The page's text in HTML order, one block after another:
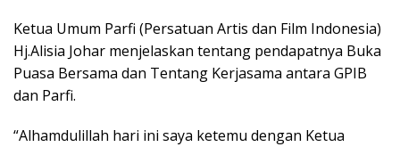
Ketua Umum Parfi (Persatuan Artis dan Film Indonesia)
Hj.Alisia Johar menjelaskan tentang pendapatnya Buka
Puasa Bersama dan Tentang Kerjasama antara GPIB
dan Parfi.
“Alhamdulillah hari ini saya ketemu dengan Ketua